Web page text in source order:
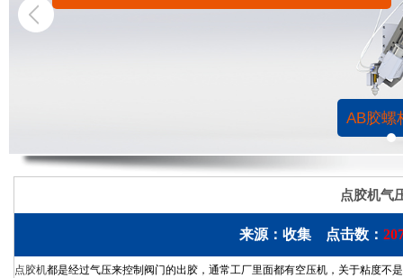
AB胶螺
点胶机气
来源：收集 点击数：
点胶机都是经过气压来控制阀门的出胶，通常工厂里面都有空压机，关于粘度不